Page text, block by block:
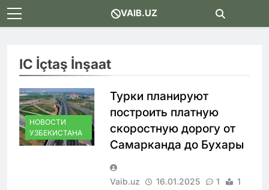
Skip
to
VAIB.UZ
IC İçtaş İnşaat
НОВОСТИ
УЗБЕКИСТАНА
Турки планируют
построить платную
скоростную дорогу от
Самарканда до Бухары
Vaib.uz 16.01.2025 1
1